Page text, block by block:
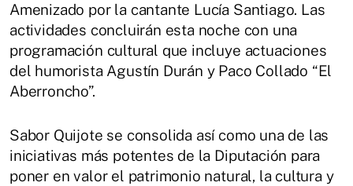
Amenizado por la cantante Lucía Santiago. Las
actividades concluirán esta noche con una
programación cultural que incluye actuaciones
del humorista Agustín Durán y Paco Collado “El
Aberroncho”.
Sabor Quijote se consolida así como una de las
iniciativas más potentes de la Diputación para
poner en valor el patrimonio natural, la cultura y